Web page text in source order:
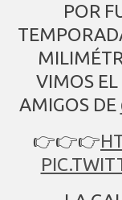
POR
VIMOS
AMIGOS DE
👉👉👉